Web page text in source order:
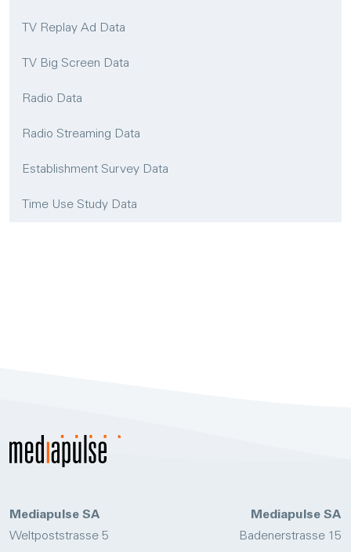
TV Replay Ad Data
TV Big Screen Data
Radio Data
Radio Streaming Data
Establishment Survey Data
Time Use Study Data
Mediapulse SA
Weltpoststrasse 5
Mediapulse SA
Badenerstrasse 15